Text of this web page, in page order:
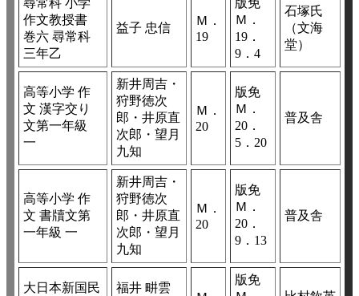
作文教授書
巻六 尋常科
三年乙
益子 忠信
Ｍ．
19
Ｍ．
19．
9．4
石塚氏
（文海
堂）
高等小学 作
文 漢字交り
文第一年級
一
新井周吉・
狩野徳次
郎・井原直
次郎・望月
九知
Ｍ．
20
版免
Ｍ．
20．
5．20
普及舎
高等小学 作
文 書牘文第
一年級 一
新井周吉・
狩野徳次
郎・井原直
次郎・望月
九知
Ｍ．
20
版免
Ｍ．
20．
9．13
普及舎
大日本新国民
福井 畊雲
版免